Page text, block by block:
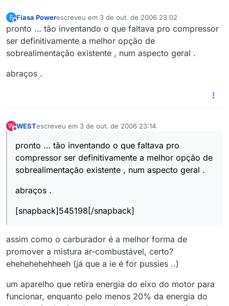
F
Offline
Fiasa Powerescreveu em 3 de out. de 2006 23:02
última edição por
pronto … tão inventando o que faltava pro compressor
ser definitivamente a melhor opção de
sobrealimentação existente , num aspecto geral .
abraços .
W WESTescreveu em 3 de out. de 2006 23:14
última edição por
pronto … tão inventando o que faltava pro
compressor ser definitivamente a melhor opção de
sobrealimentação existente , num aspecto geral .
abraços .
[snapback]545198[/snapback]
assim como o carburador é a melhor forma de
promover a mistura ar-combustável, certo?
ehehehehehheeh (já que a ie é for pussies ..)
um aparelho que retira energia do eixo do motor para
funcionar, enquanto pelo menos 20% da energia do